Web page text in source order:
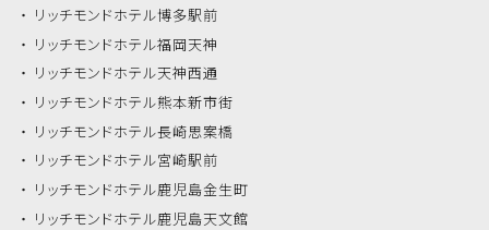
リッチモンドホテル博多駅前
リッチモンドホテル福岡天神
リッチモンドホテル天神西通
リッチモンドホテル熊本新市街
リッチモンドホテル長崎思案橋
リッチモンドホテル宮崎駅前
リッチモンドホテル鹿児島金生町
リッチモンドホテル鹿児島天文館